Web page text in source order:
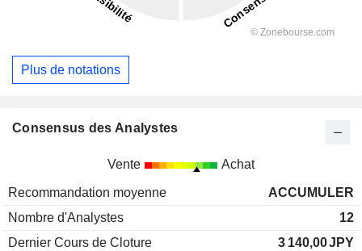
Plus de notations
Consensus des Analystes
Vente Achat
Recommandation moyenne
ACCUMULER
Nombre d'Analystes
12
Dernier Cours de Cloture
3 140,00JPY